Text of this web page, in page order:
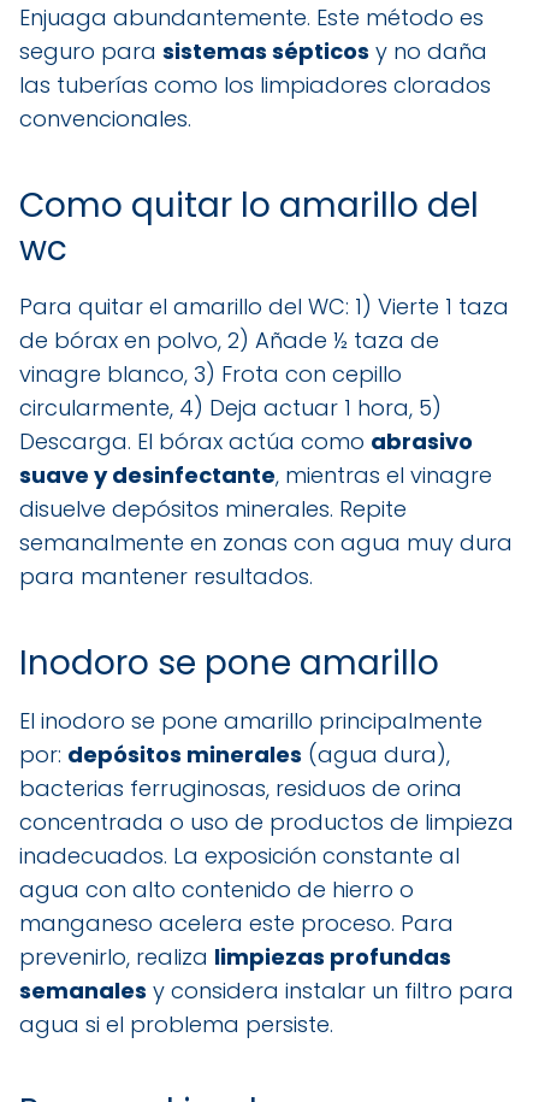
Enjuaga abundantemente. Este método es
seguro para sistemas sépticos y no daña
las tuberías como los limpiadores clorados
convencionales.
Como quitar lo amarillo del
wc
Para quitar el amarillo del WC: 1) Vierte 1 taza
de bórax en polvo, 2) Añade ½ taza de
vinagre blanco, 3) Frota con cepillo
circularmente, 4) Deja actuar 1 hora, 5)
Descarga. El bórax actúa como abrasivo
suave y desinfectante, mientras el vinagre
disuelve depósitos minerales. Repite
semanalmente en zonas con agua muy dura
para mantener resultados.
Inodoro se pone amarillo
El inodoro se pone amarillo principalmente
por: depósitos minerales (agua dura),
bacterias ferruginosas, residuos de orina
concentrada o uso de productos de limpieza
inadecuados. La exposición constante al
agua con alto contenido de hierro o
manganeso acelera este proceso. Para
prevenirlo, realiza limpiezas profundas
semanales y considera instalar un filtro para
agua si el problema persiste.